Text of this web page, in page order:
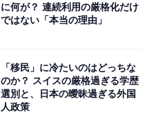
に何が？ 連続利用の厳格化だけ
ではない「本当の理由」
「移民」に冷たいのはどっちな
のか？ スイスの厳格過ぎる学歴
選別と、日本の曖昧過ぎる外国
人政策